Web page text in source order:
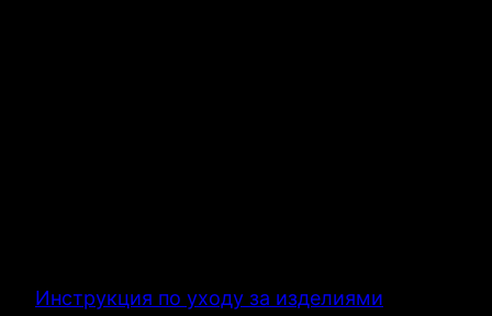
Инструкция по уходу за изделиями